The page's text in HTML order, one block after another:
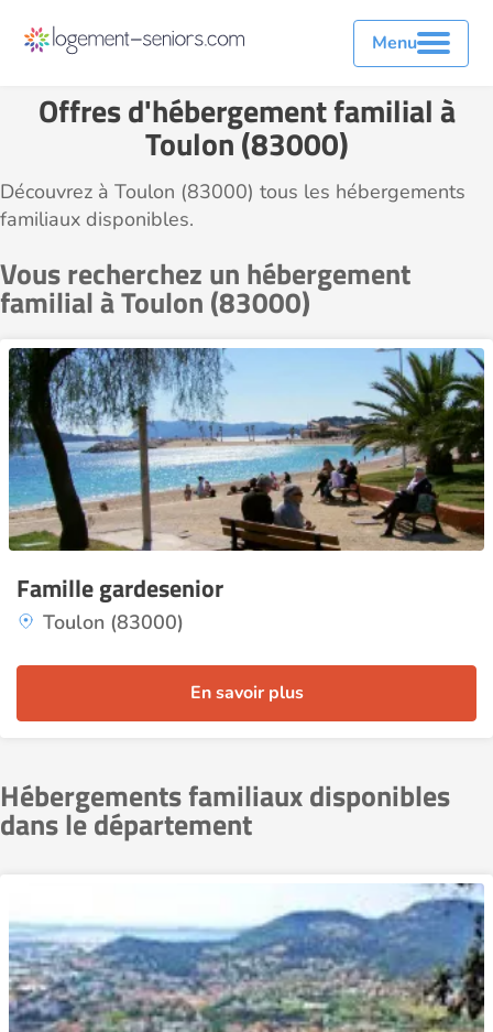
Menu
Offres d'hébergement familial à
Toulon (83000)
Découvrez à Toulon (83000) tous les hébergements
familiaux disponibles.
Vous recherchez un hébergement
familial à Toulon (83000)
Famille gardesenior
Toulon (83000)
En savoir plus
Hébergements familiaux disponibles
dans le département